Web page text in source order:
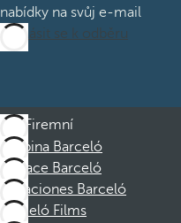
nabídky na svůj e-mail
Přihlásit se k odběru
Firemní
Skupina Barceló
Nadace Barceló
Vacaciones Barceló
Barceló Films